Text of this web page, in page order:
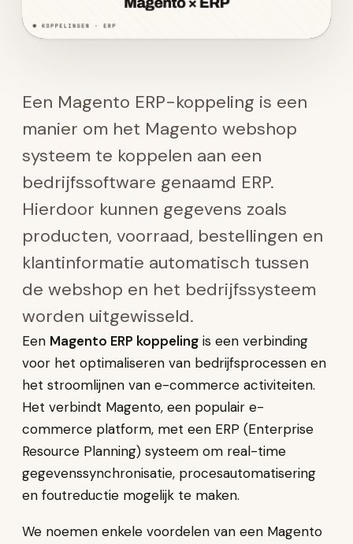
Een Magento ERP-koppeling is een
manier om het Magento webshop
systeem te koppelen aan een
bedrijfssoftware genaamd ERP.
Hierdoor kunnen gegevens zoals
producten, voorraad, bestellingen en
klantinformatie automatisch tussen
de webshop en het bedrijfssysteem
worden uitgewisseld.
Een Magento ERP koppeling is een verbinding
voor het optimaliseren van bedrijfsprocessen en
het stroomlijnen van e-commerce activiteiten.
Het verbindt Magento, een populair e-
commerce platform, met een ERP (Enterprise
Resource Planning) systeem om real-time
gegevenssynchronisatie, procesautomatisering
en foutreductie mogelijk te maken.
We noemen enkele voordelen van een Magento